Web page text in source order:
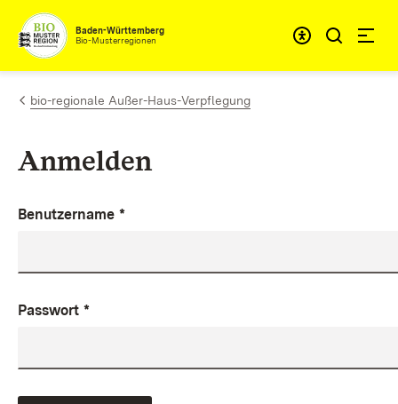
Zum Inhalt springen
Baden-Württemberg
Bio-Musterregionen
bio-regionale Außer-Haus-Verpflegung
Anmelden
Benutzername *
Passwort *